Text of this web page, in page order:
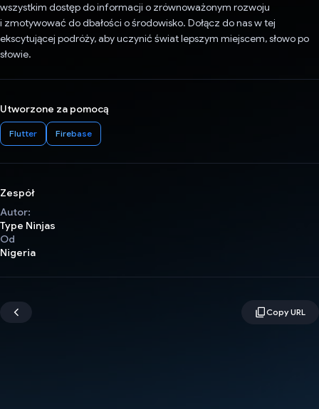
wszystkim dostęp do informacji o zrównoważonym rozwoju
i zmotywować do dbałości o środowisko. Dołącz do nas w tej
ekscytującej podróży, aby uczynić świat lepszym miejscem, słowo po
słowie.
Utworzone za pomocą
Flutter Firebase
Zespół
Autor:
Type Ninjas
Od
Nigeria